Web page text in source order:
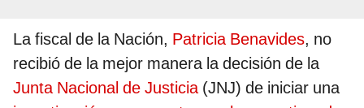
La fiscal de la Nación, Patricia Benavides, no
recibió de la mejor manera la decisión de la
Junta Nacional de Justicia (JNJ) de iniciar una